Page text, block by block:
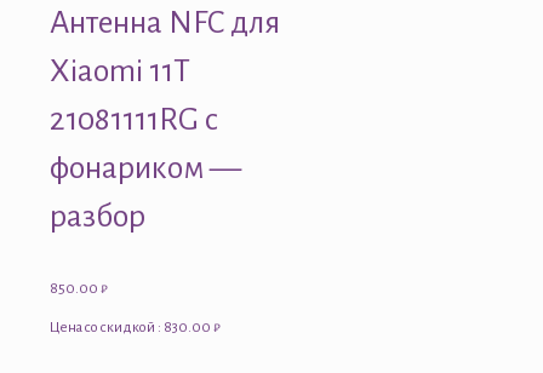
Антенна NFC для
Xiaomi 11T
21081111RG с
фонариком —
разбор
850.00 ₽
Цена со скидкой : 830.00 ₽